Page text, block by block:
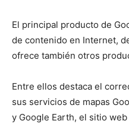
El principal producto de
de contenido en Internet,
ofrece también otros
Entre ellos destaca el
sus servicios de mapas
y Google Earth, el sitio